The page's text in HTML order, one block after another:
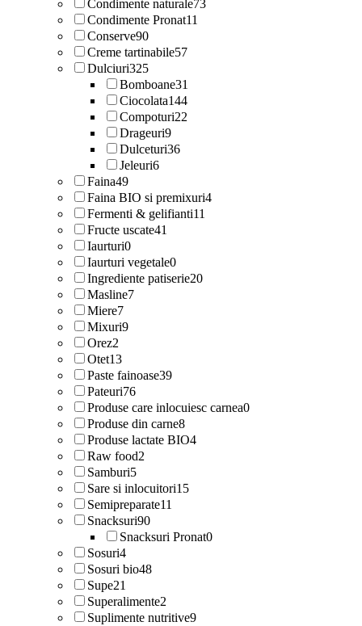
Condimente naturale73
Condimente Pronat11
Conserve90
Creme tartinabile57
Dulciuri325
Bomboane31
Ciocolata144
Compoturi22
Drageuri9
Dulceturi36
Jeleuri6
Faina49
Faina BIO si premixuri4
Fermenti & gelifianti11
Fructe uscate41
Iaurturi0
Iaurturi vegetale0
Ingrediente patiserie20
Masline7
Miere7
Mixuri9
Orez2
Otet13
Paste fainoase39
Pateuri76
Produse care inlocuiesc carnea0
Produse din carne8
Produse lactate BIO4
Raw food2
Samburi5
Sare si inlocuitori15
Semipreparate11
Snacksuri90
Snacksuri Pronat0
Sosuri4
Sosuri bio48
Supe21
Superalimente2
Suplimente nutritive9